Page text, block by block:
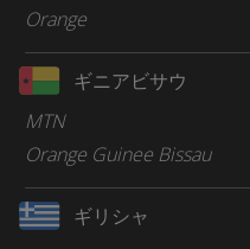
Orange
ギニアビサウ
MTN
Orange Guinee Bissau
ギリシャ